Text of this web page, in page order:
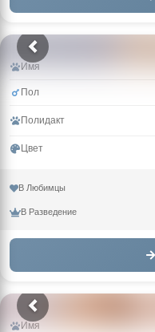
Имя
Пол
Полидакт
Цвет
В Любимцы
В Разведение
Имя